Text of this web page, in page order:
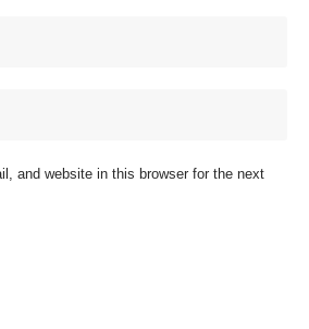
and website in this browser for the next